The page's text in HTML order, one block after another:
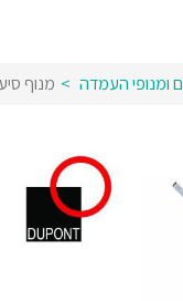
ומנופי העמדה מנוף